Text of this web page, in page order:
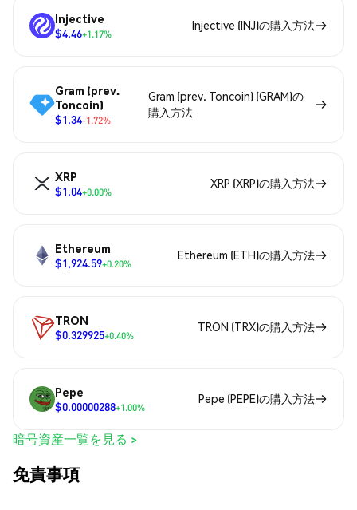
Injective
$4.46+1.17%
Injective (INJ)の購入方法
Gram (prev.
Toncoin)
$1.34-1.72%
Gram (prev. Toncoin) (GRAM)の
購入方法
XRP
$1.04+0.00%
XRP (XRP)の購入方法
Ethereum
$1,924.59+0.20%
Ethereum (ETH)の購入方法
TRON
$0.329925+0.40%
TRON (TRX)の購入方法
Pepe
$0.00000288+1.00%
Pepe (PEPE)の購入方法
暗号資産一覧を見る >
免責事項